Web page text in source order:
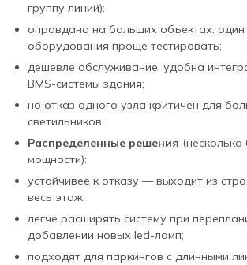
группу линий):
оправдано на больших объектах: один
оборудования проще тестировать;
дешевле обслуживание, удобна
BMS‑системы здания;
но отказ одного узла критичен для
светильников.
Распределенные решения
мощности):
устойчивее к отказу — выходит из
весь этаж;
легче расширять систему при
добавлении новых led‑ламп;
подходят для паркингов с длинными